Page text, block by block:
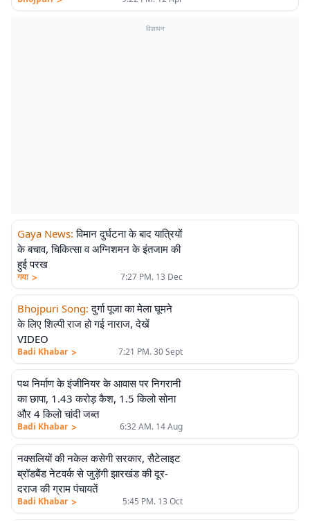
विज्ञापन
Gaya News: विमान दुर्घटना के बाद यात्रियों
के बचाव, चिकित्सा व अग्निशमन के इंतजाम की
हुई परख
गया > 7:27 PM. 13 Dec
Bhojpuri Song: दुर्गा पूजा का मेला घूमने
के लिए शिल्पी राज हो गई नाराज, देखें
VIDEO
Badi Khabar > 7:21 PM. 30 Sept
पथ निर्माण के इंजीनियर के आवास पर निगरानी
का छापा, 1.43 करोड़ कैश, 1.5 किलो सोना
और 4 किलो चांदी जब्त
Badi Khabar > 6:32 AM. 14 Aug
नक्सलियों की नकेल कसेगी सरकार, सैटेलाइट
ब्रॉडबैंड नेटवर्क से जुड़ेंगी झारखंड की दूर-
दराज की ग्राम पंचायतें
Badi Khabar > 5:45 PM. 13 Oct